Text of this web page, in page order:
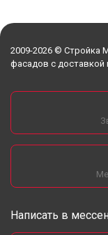
2009-2026 © Стройка
фасадов с доставкой
Написать в